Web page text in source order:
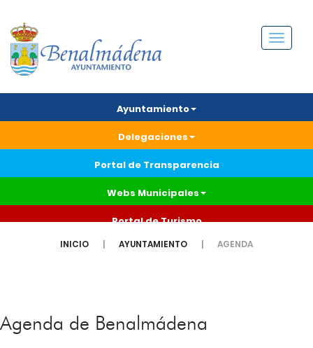
Menú
Ayuntamiento
Delegaciones
Portal de Transparencia
Webs Municipales
Portal de Turismo
INICIO AYUNTAMIENTO AGENDA
Agenda de Benalmádena